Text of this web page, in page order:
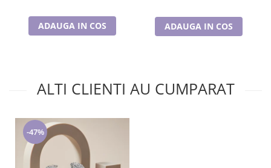
ADAUGA IN COS ADAUGA IN COS
ALTI CLIENTI AU CUMPARAT
-47%